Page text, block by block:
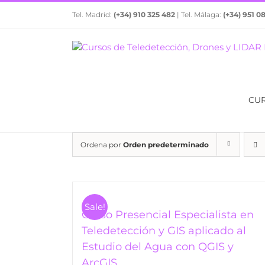
Saltar
contenido
Tel. Madrid: (+34) 910 325 482 | Tel. Málaga: (+34) 951
Ordena por Orden predeterminado
Sale!
Curso Presencial Especialista en
Teledetección y GIS aplicado al
Estudio del Agua con QGIS y